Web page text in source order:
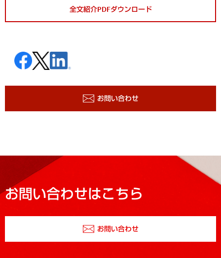
全文紹介PDFダウンロード
お問い合わせ
お問い合わせはこちら
お問い合わせ